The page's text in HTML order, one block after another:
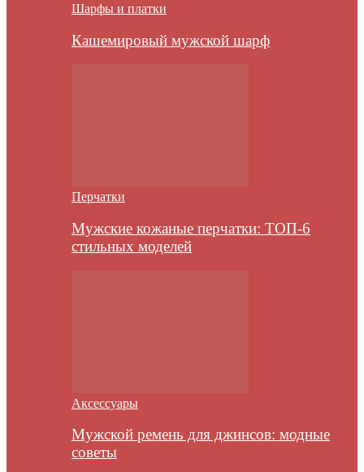
Шарфы и платки
Кашемировый мужской шарф
Перчатки
Мужские кожаные перчатки: ТОП-6
стильных моделей
Аксессуары
Мужской ремень для джинсов: модные
советы